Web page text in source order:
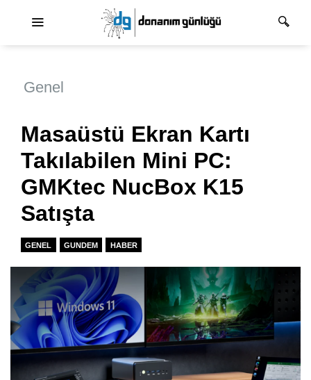
Genel
Masaüstü Ekran Kartı
Takılabilen Mini PC:
GMKtec NucBox K15
Satışta
GENEL GUNDEM HABER